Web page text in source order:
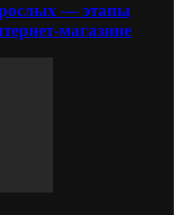
— этапы
магазине